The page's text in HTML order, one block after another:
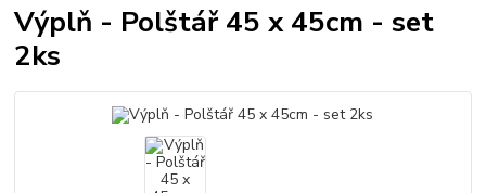
Výplň - Polštář 45 x 45cm - set
2ks